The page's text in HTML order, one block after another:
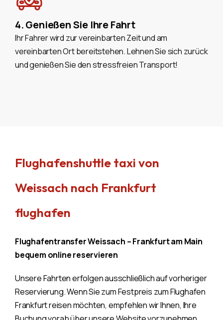
4. Genießen Sie Ihre Fahrt
Ihr Fahrer wird zur vereinbarten Zeit und am
vereinbarten Ort bereitstehen. Lehnen Sie sich zurück
und genießen Sie den stressfreien Transport!
Flughafenshuttle taxi von
Weissach nach Frankfurt
flughafen
Flughafentransfer Weissach – Frankfurt am Main
bequem online reservieren
Unsere Fahrten erfolgen ausschließlich auf vorheriger
Reservierung. Wenn Sie zum Festpreis zum Flughafen
Frankfurt reisen möchten, empfehlen wir Ihnen, Ihre